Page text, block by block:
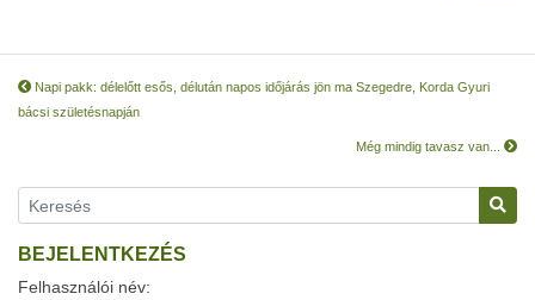
Napi pakk: délelőtt esős, délután napos időjárás jön ma Szegedre, Korda Gyuri
bácsi születésnapján
Még mindig tavasz van...
BEJELENTKEZÉS
Felhasználói név: